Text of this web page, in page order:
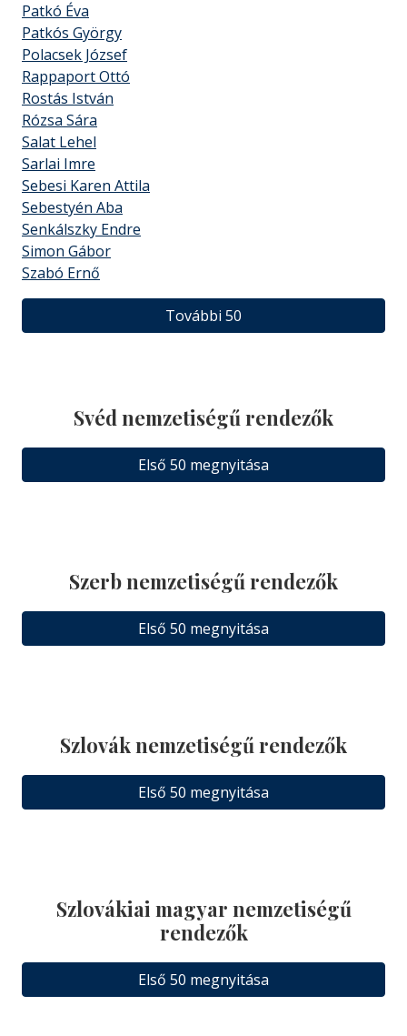
Patkó Éva
Patkós György
Polacsek József
Rappaport Ottó
Rostás István
Rózsa Sára
Salat Lehel
Sarlai Imre
Sebesi Karen Attila
Sebestyén Aba
Senkálszky Endre
Simon Gábor
Szabó Ernő
További 50
Svéd nemzetiségű rendezők
Első 50 megnyitása
Szerb nemzetiségű rendezők
Első 50 megnyitása
Szlovák nemzetiségű rendezők
Első 50 megnyitása
Szlovákiai magyar nemzetiségű
rendezők
Első 50 megnyitása